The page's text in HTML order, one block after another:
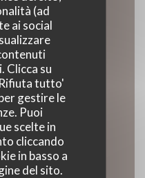
(ad
ai social
Clicca su
tutto'
gestire le
Puoi
scelte in
cliccando
in basso a
del sito.
59123 Zuydcoote
89
((apre una nuova
Instagram ((apre una